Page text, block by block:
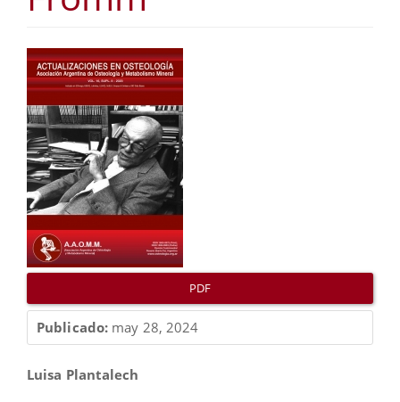
Barra
lateral
del
artículo
PDF
Publicado: may 28, 2024
Contenido
Luisa Plantalech